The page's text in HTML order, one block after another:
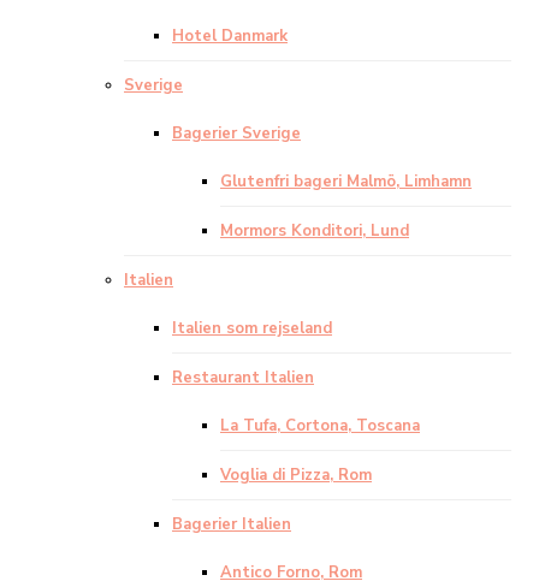
Hotel Danmark
Sverige
Bagerier Sverige
Glutenfri bageri Malmö, Limhamn
Mormors Konditori, Lund
Italien
Italien som rejseland
Restaurant Italien
La Tufa, Cortona, Toscana
Voglia di Pizza, Rom
Bagerier Italien
Antico Forno, Rom